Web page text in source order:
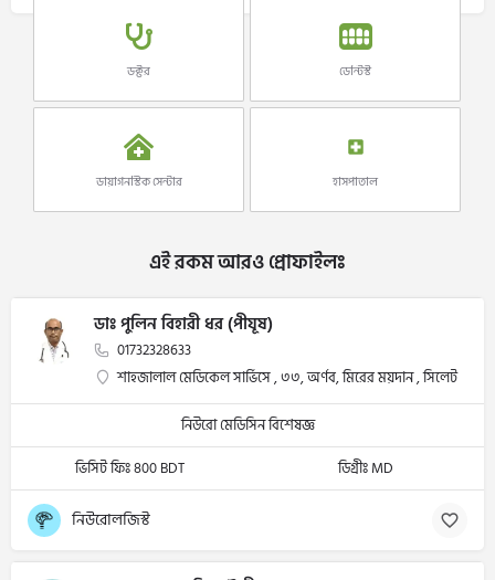
ডক্টর ডেন্টিস্ট
ডায়াগনস্টিক সেন্টার হাসপাতাল
এই রকম আরও প্রোফাইলঃ
ডাঃ পুলিন বিহারী ধর (পীযূষ)
01732328633
শাহজালাল মেডিকেল সার্ভিসে , ৩৩, অর্ণব, মিরের ময়দান , সিলেট
নিউরো মেডিসিন বিশেষজ্ঞ
ভিসিট ফিঃ 800 BDT
ডিগ্রীঃ MD
নিউরোলজিস্ট